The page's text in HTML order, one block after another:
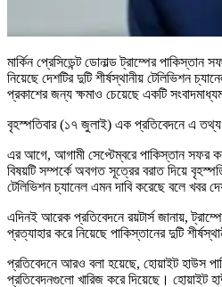
মার্কিন প্রেসিডেন্ট ডোনাল্ড ট্রাম্পের পাকিস্তান
নিয়েছে দেশটির দুটি শীর্ষস্থানীয় টেলিভিশন
প্রকাশের জন্য ক্ষমাও চেয়েছে একটি
বৃহস্পতিবার (১৭ জুলাই) এক প্রতিবেদনে এ তথ্য
এর আগে, আগামী সেপ্টেম্বরে পাকিস্তান সফর
বিষয়টি সম্পর্কে অবগত সূত্রের বরাত দিয়ে
টেলিভিশন চ্যানেল এমন দাবি করেছে বলে খবর
এদিনই আরেক প্রতিবেদনে রয়টার্স জানায়,
প্রত্যাহার করে নিয়েছে পাকিস্তানের দুটি
প্রতিবেদনে আরও বলা হয়েছে, হোয়াইট হাউস
প্রতিবেদনগুলো খারিজ করে দিয়েছে। হোয়াইট